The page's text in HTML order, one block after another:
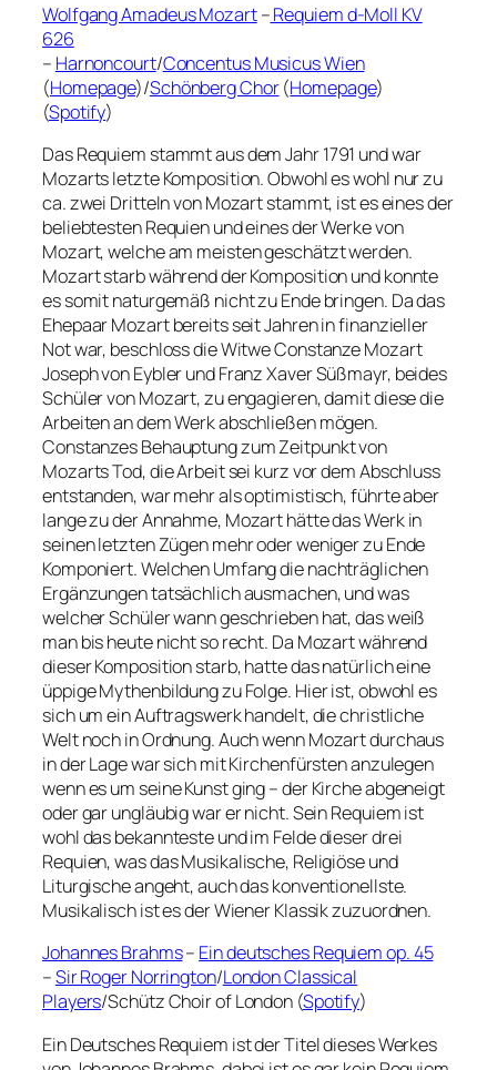
Wolfgang Amadeus Mozart–Requiem d-Moll KV
626
– Harnoncourt/Concentus Musicus Wien
(Homepage)/Schönberg Chor(Homepage)
(Spotify)
Das Requiem stammt aus dem Jahr 1791 und war
Mozarts letzte Komposition. Obwohl es wohl nur zu
ca. zwei Dritteln von Mozart stammt, ist es eines der
beliebtesten Requien und eines der Werke von
Mozart, welche am meisten geschätzt werden.
Mozart starb während der Komposition und konnte
es somit naturgemäß nicht zu Ende bringen. Da das
Ehepaar Mozart bereits seit Jahren in finanzieller
Not war, beschloss die Witwe Constanze Mozart
Joseph von Eybler und Franz Xaver Süßmayr, beides
Schüler von Mozart, zu engagieren, damit diese die
Arbeiten an dem Werk abschließen mögen.
Constanzes Behauptung zum Zeitpunkt von
Mozarts Tod, die Arbeit sei kurz vor dem Abschluss
entstanden, war mehr als optimistisch, führte aber
lange zu der Annahme, Mozart hätte das Werk in
seinen letzten Zügen mehr oder weniger zu Ende
Komponiert. Welchen Umfang die nachträglichen
Ergänzungen tatsächlich ausmachen, und was
welcher Schüler wann geschrieben hat, das weiß
man bis heute nicht so recht. Da Mozart während
dieser Komposition starb, hatte das natürlich eine
üppige Mythenbildung zu Folge. Hier ist, obwohl es
sich um ein Auftragswerk handelt, die christliche
Welt noch in Ordnung. Auch wenn Mozart durchaus
in der Lage war sich mit Kirchenfürsten anzulegen
wenn es um seine Kunst ging – der Kirche abgeneigt
oder gar ungläubig war er nicht. Sein Requiem ist
wohl das bekannteste und im Felde dieser drei
Requien, was das Musikalische, Religiöse und
Liturgische angeht, auch das konventionellste.
Musikalisch ist es der Wiener Klassik zuzuordnen.
Johannes Brahms– Ein deutsches Requiem op. 45
–Sir Roger Norrington/London Classical
Players/Schütz Choir of London (Spotify)
Ein Deutsches Requiem ist der Titel dieses Werkes